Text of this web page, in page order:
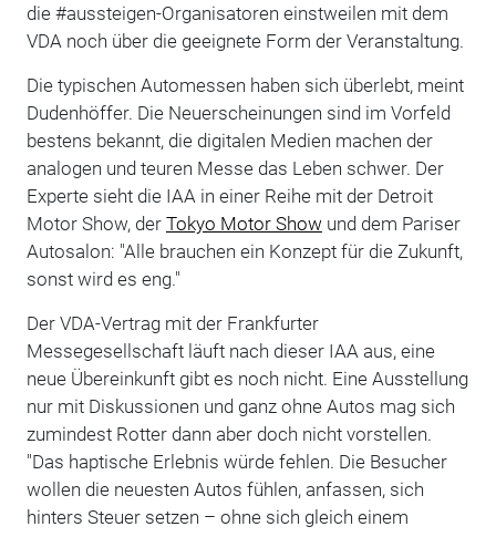
die #aussteigen-Organisatoren einstweilen mit dem
VDA noch über die geeignete Form der Veranstaltung.
Die typischen Automessen haben sich überlebt, meint
Dudenhöffer. Die Neuerscheinungen sind im Vorfeld
bestens bekannt, die digitalen Medien machen der
analogen und teuren Messe das Leben schwer. Der
Experte sieht die IAA in einer Reihe mit der Detroit
Motor Show, der Tokyo Motor Show und dem Pariser
Autosalon: "Alle brauchen ein Konzept für die Zukunft,
sonst wird es eng."
Der VDA-Vertrag mit der Frankfurter
Messegesellschaft läuft nach dieser IAA aus, eine
neue Übereinkunft gibt es noch nicht. Eine Ausstellung
nur mit Diskussionen und ganz ohne Autos mag sich
zumindest Rotter dann aber doch nicht vorstellen.
"Das haptische Erlebnis würde fehlen. Die Besucher
wollen die neuesten Autos fühlen, anfassen, sich
hinters Steuer setzen – ohne sich gleich einem